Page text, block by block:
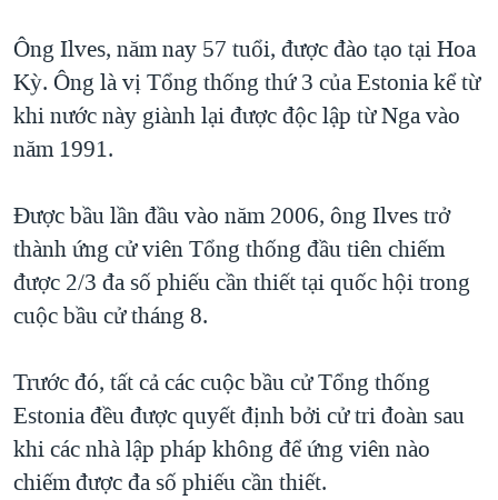
Ông Ilves, năm nay 57 tuổi, được đào tạo tại Hoa
Kỳ. Ông là vị Tổng thống thứ 3 của Estonia kể từ
khi nước này giành lại được độc lập từ Nga vào
năm 1991.
Được bầu lần đầu vào năm 2006, ông Ilves trở
thành ứng cử viên Tổng thống đầu tiên chiếm
được 2/3 đa số phiếu cần thiết tại quốc hội trong
cuộc bầu cử tháng 8.
Trước đó, tất cả các cuộc bầu cử Tổng thống
Estonia đều được quyết định bởi cử tri đoàn sau
khi các nhà lập pháp không để ứng viên nào
chiếm được đa số phiếu cần thiết.